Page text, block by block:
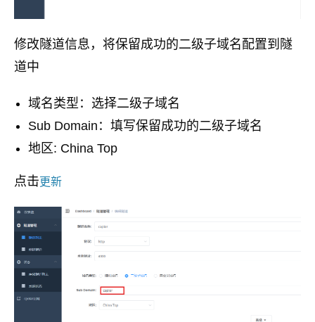
修改隧道信息，将保留成功的二级子域名配置到隧
道中
域名类型：选择二级子域名
Sub Domain：填写保留成功的二级子域名
地区: China Top
点击更新